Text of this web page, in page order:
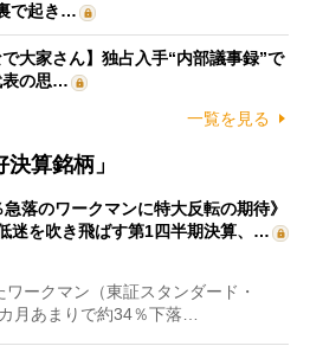
で起き…
で大家さん】独占入手“内部議事録”で
表の思…
一覧を見る
算銘柄」
急落のワークマンに特大反転の期待》
迷を吹き飛ばす第1四半期決算、…
ークマン（東証スタンダード・
月あまりで約34％下落…